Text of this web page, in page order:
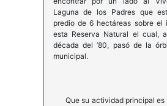
Laguna de los Padres que
predio de 6 hectáreas sobre el
esta Reserva Natural el cual,
década del ’80, pasó de la
municipal.
Que su actividad principal es